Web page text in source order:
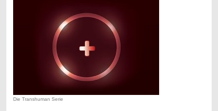
Die Transhuman Serie